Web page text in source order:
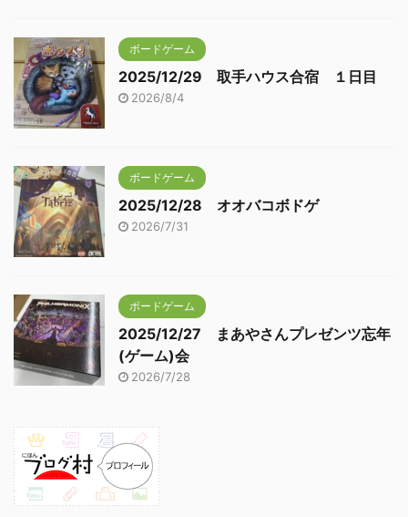
ボードゲーム
2025/12/29 取手ハウス合宿 １日目
2026/8/4
ボードゲーム
2025/12/28 オオバコボドゲ
2026/7/31
ボードゲーム
2025/12/27 まあやさんプレゼンツ忘年
(ゲーム)会
2026/7/28